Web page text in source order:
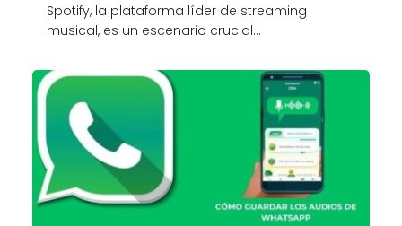
Spotify, la plataforma líder de streaming
musical, es un escenario crucial…